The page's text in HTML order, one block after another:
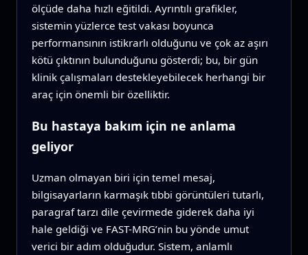
ölçüde daha hızlı eğitildi. Ayrıntılı grafikler,
sistemin yüzlerce test vakası boyunca
performansının istikrarlı olduğunu ve çok az aşırı
kötü çıktının bulunduğunu gösterdi; bu, bir gün
klinik çalışmaları destekleyebilecek herhangi bir
araç için önemli bir özelliktir.
Bu hastaya bakım için ne anlama
geliyor
Uzman olmayan biri için temel mesaj,
bilgisayarların karmaşık tıbbi görüntüleri tutarlı,
paragraf tarzı dile çevirmede giderek daha iyi
hale geldiği ve FAST-MRG’nin bu yönde umut
verici bir adım olduğudur. Sistem, anlamlı